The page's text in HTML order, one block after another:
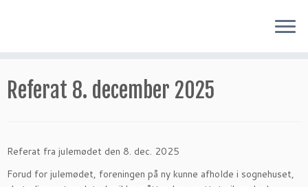
indhold
Referat 8. december 2025
Referat fra julemødet den 8. dec. 2025
Forud for julemødet, foreningen på ny kunne afholde i sognehuset,